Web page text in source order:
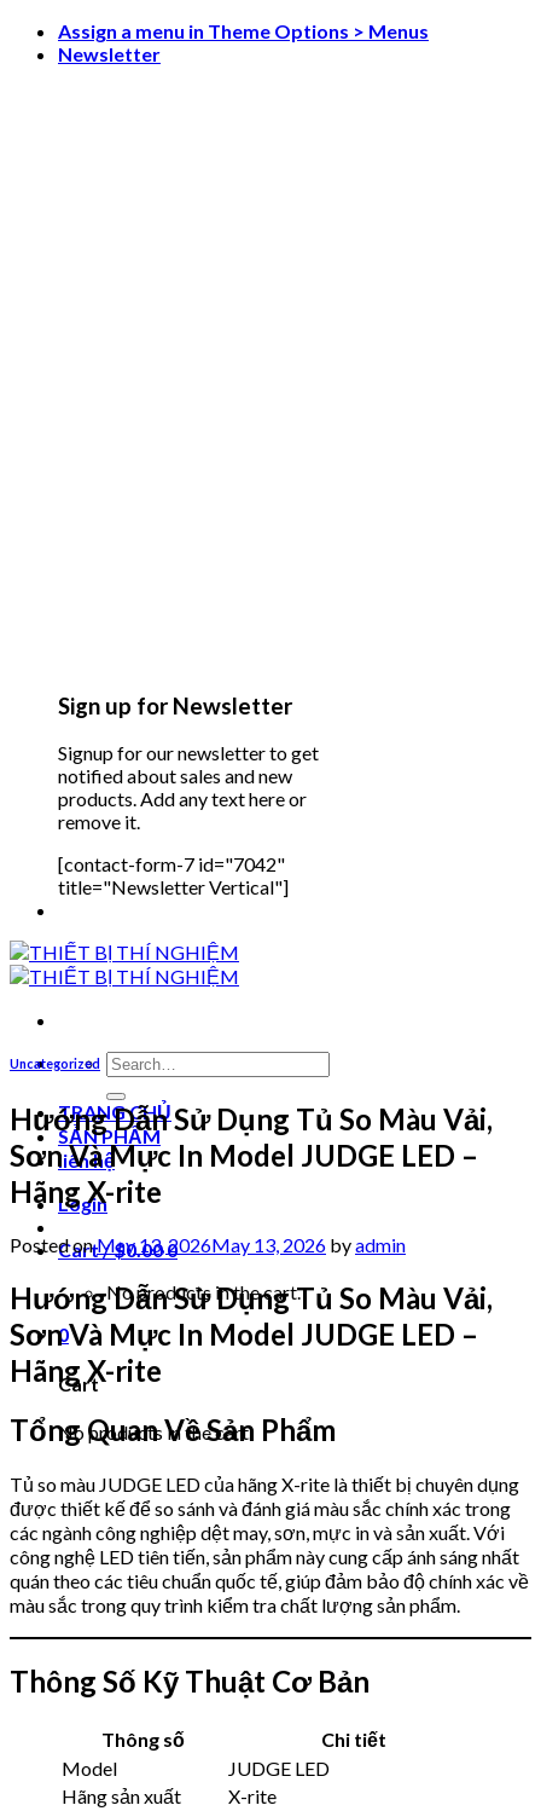
Skip
Assign a menu in Theme Options > Menus
Newsletter
Sign up for Newsletter
Signup for our newsletter to get
notified about sales and new
products. Add any text here or
remove it.
[contact-form-7 id="7042"
title="Newsletter Vertical"]
Search
for:
TRANG CHỦ
SẢN PHẨM
liên hệ
Login
Cart /$0.000
No products in the cart.
0
Cart
No products in the cart.
Uncategorized
Hướng Dẫn Sử Dụng Tủ So Màu Vải,
Sơn Và Mực In Model JUDGE LED –
Hãng X-rite
Posted onMay 13, 2026May 13, 2026 byadmin
Hướng Dẫn Sử Dụng Tủ So Màu Vải,
Sơn Và Mực In Model JUDGE LED –
Hãng X-rite
Tổng Quan Về Sản Phẩm
Tủ so màu JUDGE LED của hãng X-rite là thiết bị chuyên dụng
được thiết kế để so sánh và đánh giá màu sắc chính xác trong
các ngành công nghiệp dệt may, sơn, mực in và sản xuất. Với
công nghệ LED tiên tiến, sản phẩm này cung cấp ánh sáng nhất
quán theo các tiêu chuẩn quốc tế, giúp đảm bảo độ chính xác về
màu sắc trong quy trình kiểm tra chất lượng sản phẩm.
Thông Số Kỹ Thuật Cơ Bản
Thông số
Chi tiết
Model
JUDGE LED
Hãng sản xuất
X-rite